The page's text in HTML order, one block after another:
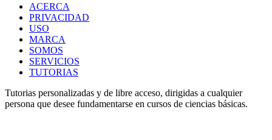
ACERCA
PRIVACIDAD
USO
MARCA
SOMOS
SERVICIOS
TUTORIAS
Tutorias personalizadas y de libre acceso, dirigidas a cualquier
persona que desee fundamentarse en cursos de ciencias básicas.